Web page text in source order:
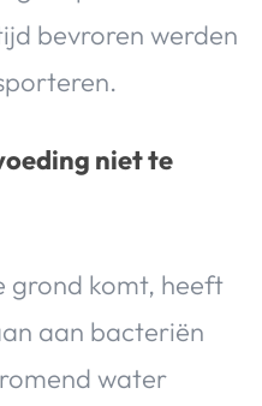
bevroren werden
niet te
grond komt, heeft
aan bacteriën
water